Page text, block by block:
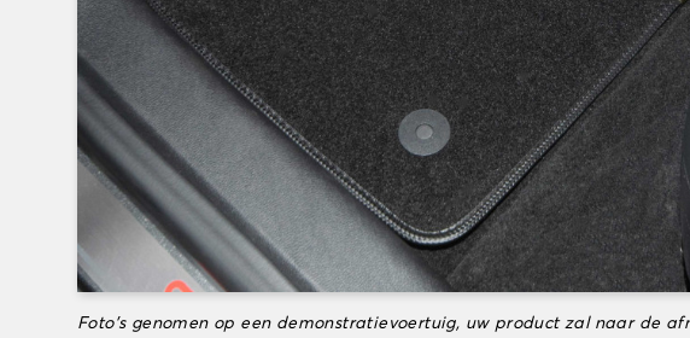
Foto's genomen op een demonstratievoertuig, uw product zal naar de